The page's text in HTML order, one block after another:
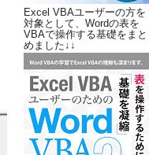
Excel VBAユーザーの方を
対象として、Wordの表を
VBAで操作する基礎をまと
めました↓↓